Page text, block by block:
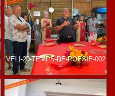
VELI-20-TEMPS-DE-POESIE-002